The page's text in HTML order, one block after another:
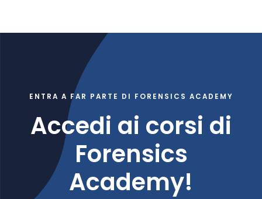
ENTRA A FAR PARTE DI FORENSICS ACADEMY
Accedi ai corsi di
Forensics
Academy!